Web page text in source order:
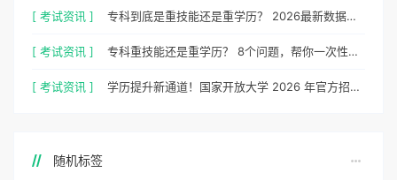
[ 考试资讯 ] 专科到底是重技能还是重学历？ 2026最新数据，说得很清楚了
[ 考试资讯 ] 专科重技能还是重学历？ 8个问题，帮你一次性想清楚
[ 考试资讯 ] 学历提升新通道！国家开放大学 2026 年官方招生简章正式出炉
随机标签